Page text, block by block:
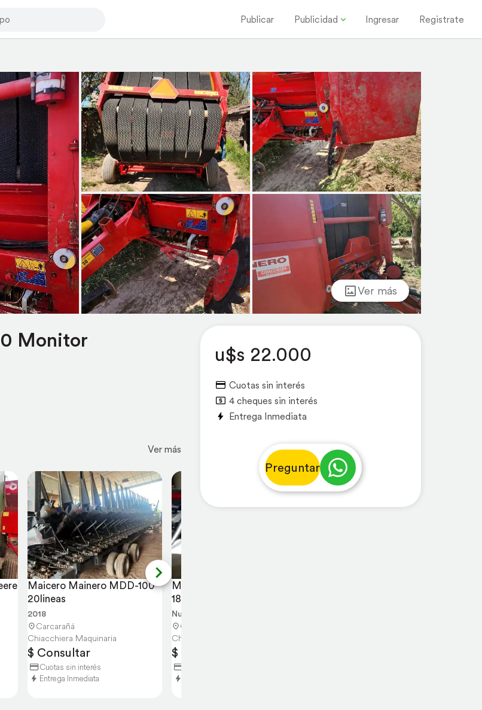
Publicar Publicidad Ingresar Registrate
Ver más
Monitor
Ver más
Maicero Mainero MDD-100
20lineas
2018
Carcarañá
Chiacchiera Maquinaria
$ Consultar
Cuotas sin interés
Entrega Inmediata
Maicero Mainero MDD-200
18 Lineas Disponible.
Nuevo
Carcarañá
Chiacchiera Maquinaria
$ Consultar
u$s 22.000
Cuotas sin interés
4 cheques sin interés
Entrega Inmediata
Preguntar